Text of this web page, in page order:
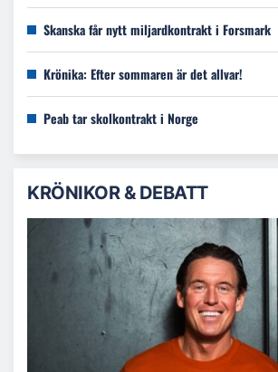
Skanska får nytt miljardkontrakt i Forsmark
Krönika: Efter sommaren är det allvar!
Peab tar skolkontrakt i Norge
KRÖNIKOR & DEBATT